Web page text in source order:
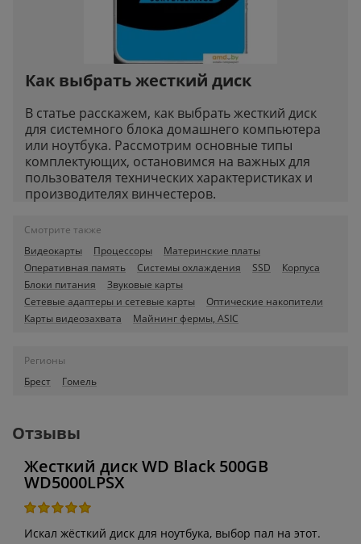
Как выбрать жесткий диск
В статье расскажем, как выбрать жесткий диск
для системного блока домашнего компьютера
или ноутбука. Рассмотрим основные типы
комплектующих, остановимся на важных для
пользователя технических характеристиках и
производителях винчестеров.
Смотрите также
Видеокарты
Процессоры
Материнские платы
Оперативная память
Системы охлаждения SSD
Корпуса
Блоки питания
Звуковые карты
Сетевые адаптеры и сетевые карты
Оптические накопители
Карты видеозахвата
Майнинг фермы, ASIC
Регионы
Брест
Гомель
Отзывы
Жесткий диск WD Black 500GB
WD5000LPSX
Искал жёсткий диск для ноутбука, выбор пал на этот.